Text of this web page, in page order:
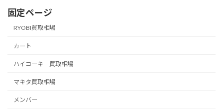
固定ページ
RYOBI買取相場
カート
ハイコーキ 買取相場
マキタ買取相場
メンバー